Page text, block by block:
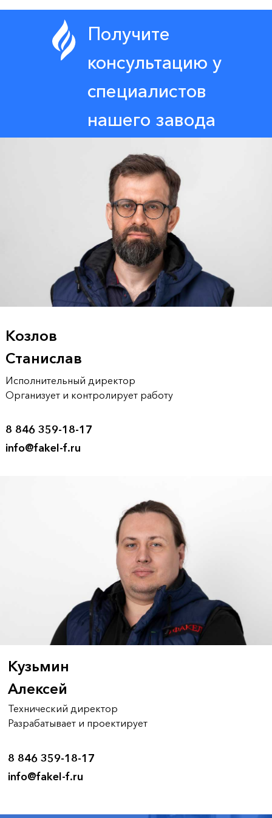
Получите
консультацию у
специалистов
нашего завода
Козлов
Станислав
Исполнительный директор
Организует и контролирует работу
Кузьмин
Алексей
Технический директор
Разрабатывает и проектирует
8 846 359-18-17
info@fakel-f.ru
8 846 359-18-17
info@fakel-f.ru